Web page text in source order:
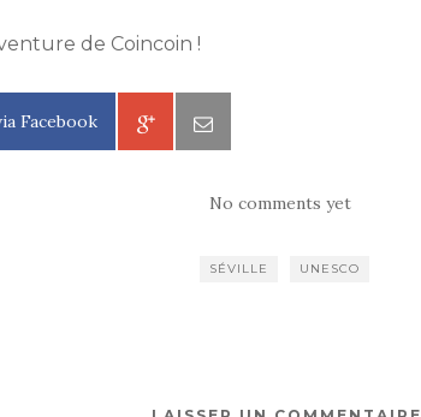
de Coincoin !
Facebook
No comments yet
SÉVILLE UNESCO